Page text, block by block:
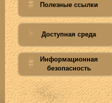
Полезные ссылки
Доступная среда
Информационная
безопасность